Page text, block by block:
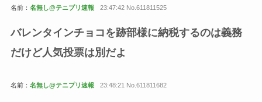
名前： 名無し@テニプリ速報 23:47:42 No.611811525
バレンタインチョコを跡部様に納税するのは義務
だけど人気投票は別だよ
名前： 名無し@テニプリ速報 23:48:21 No.611811682